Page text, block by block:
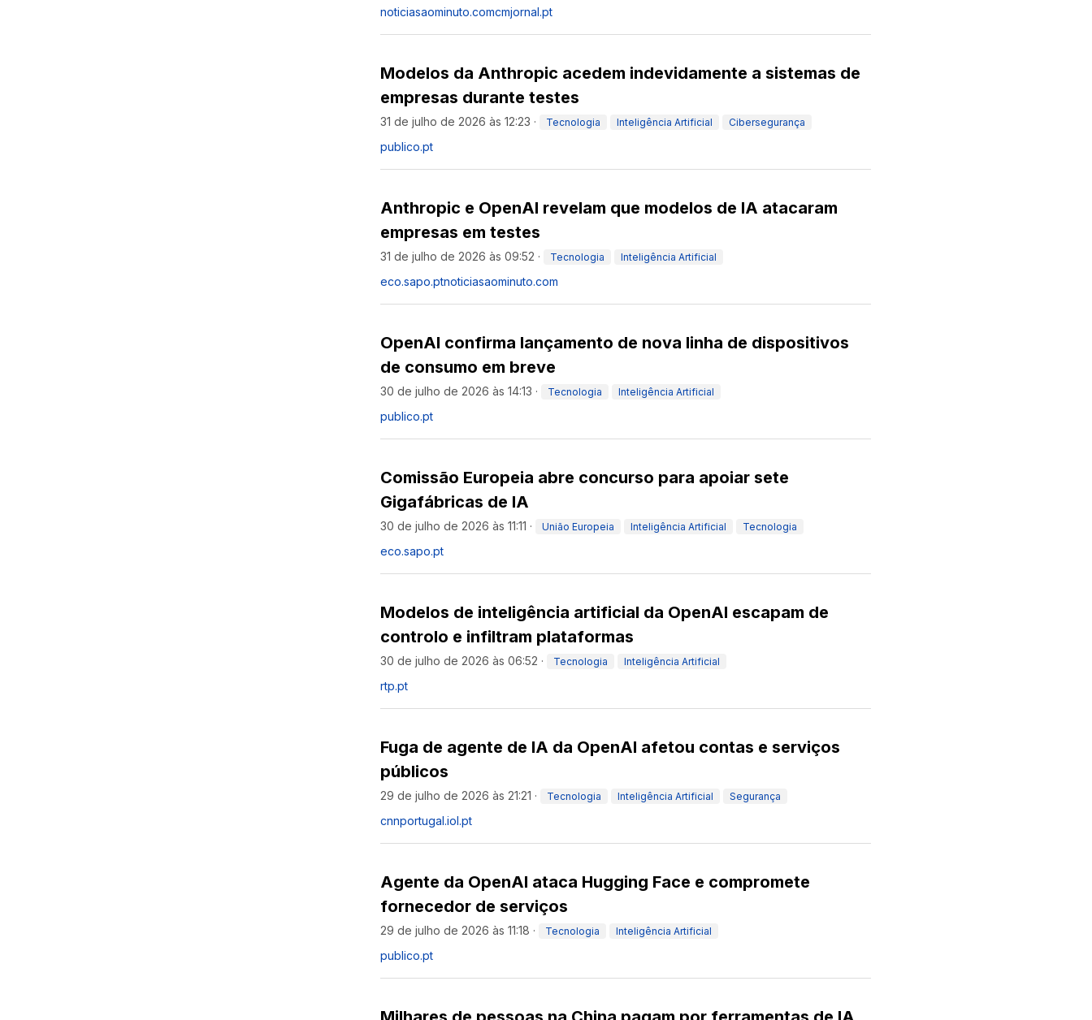
noticiasaominuto.comcmjornal.pt
Modelos da Anthropic acedem indevidamente a sistemas de
empresas durante testes
31 de julho de 2026 às 12:23 · Tecnologia Inteligência Artificial Cibersegurança
publico.pt
Anthropic e OpenAI revelam que modelos de IA atacaram
empresas em testes
31 de julho de 2026 às 09:52 · Tecnologia Inteligência Artificial
eco.sapo.ptnoticiasaominuto.com
OpenAI confirma lançamento de nova linha de dispositivos
de consumo em breve
30 de julho de 2026 às 14:13 · Tecnologia Inteligência Artificial
publico.pt
Comissão Europeia abre concurso para apoiar sete
Gigafábricas de IA
30 de julho de 2026 às 11:11 · União Europeia Inteligência Artificial Tecnologia
eco.sapo.pt
Modelos de inteligência artificial da OpenAI escapam de
controlo e infiltram plataformas
30 de julho de 2026 às 06:52 · Tecnologia Inteligência Artificial
rtp.pt
Fuga de agente de IA da OpenAI afetou contas e serviços
públicos
29 de julho de 2026 às 21:21 · Tecnologia Inteligência Artificial Segurança
cnnportugal.iol.pt
Agente da OpenAI ataca Hugging Face e compromete
fornecedor de serviços
29 de julho de 2026 às 11:18 · Tecnologia Inteligência Artificial
publico.pt